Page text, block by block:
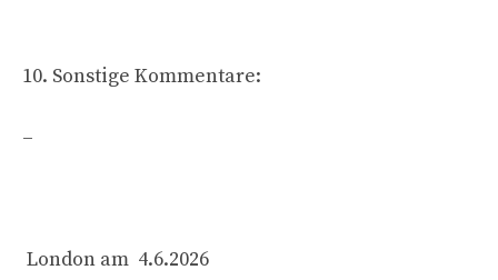
10. Sonstige Kommentare:
–
London am 4.6.2026